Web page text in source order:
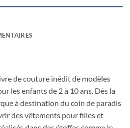
de couture inédit de modèles
les enfants de 2 à 10 ans. Dès la
à destination du coin de paradis
des vêtements pour filles et